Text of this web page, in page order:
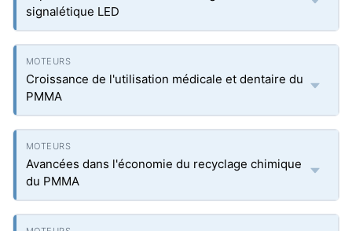
signalétique LED
Croissance de l'utilisation médicale et dentaire du
PMMA
Avancées dans l'économie du recyclage chimique
du PMMA